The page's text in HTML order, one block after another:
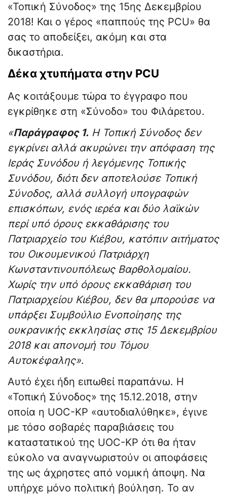
«Τοπική Σύνοδος» της 15ης Δεκεμβρίου
2018! Και ο γέρος «παππούς της PCU» θα
σας το αποδείξει, ακόμη και στα
δικαστήρια.
Δέκα χτυπήματα στην PCU
Ας κοιτάξουμε τώρα το έγγραφο που
εγκρίθηκε στη «Σύνοδο» του Φιλάρετου.
«Παράγραφος 1. Η Τοπική Σύνοδος δεν
εγκρίνει αλλά ακυρώνει την απόφαση της
Ιεράς Συνόδου ή λεγόμενης Τοπικής
Συνόδου, διότι δεν αποτελούσε Τοπική
Σύνοδος, αλλά συλλογή υπογραφών
επισκόπων, ενός ιερέα και δύο λαϊκών
περί υπό όρους εκκαθάρισης του
Πατριαρχείο του Κιέβου, κατόπιν αιτήματος
του Οικουμενικού Πατριάρχη
Κωνσταντινουπόλεως Βαρθολομαίου.
Χωρίς την υπό όρους εκκαθάριση του
Πατριαρχείου Κιέβου, δεν θα μπορούσε να
υπάρξει Συμβούλιο Ενοποίησης της
ουκρανικής εκκλησίας στις 15 Δεκεμβρίου
2018 και απονομή του Τόμου
Αυτοκέφαλης».
Αυτό έχει ήδη ειπωθεί παραπάνω. Η
«Τοπική Σύνοδος» της 15.12.2018, στην
οποία η UOC-KP «αυτοδιαλύθηκε», έγινε
με τόσο σοβαρές παραβιάσεις του
καταστατικού της UOC-KP ότι θα ήταν
εύκολο να αναγνωριστούν οι αποφάσεις
της ως άχρηστες από νομική άποψη. Να
υπήρχε μόνο πολιτική βούληση. Το αν